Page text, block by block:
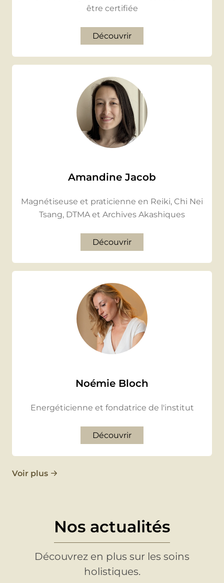
être certifiée
Découvrir
Amandine Jacob
Magnétiseuse et praticienne en Reiki, Chi Nei
Tsang, DTMA et Archives Akashiques
Découvrir
Noémie Bloch
Energéticienne et fondatrice de l'institut
Découvrir
Voir plus
Nos actualités
Découvrez en plus sur les soins
holistiques.